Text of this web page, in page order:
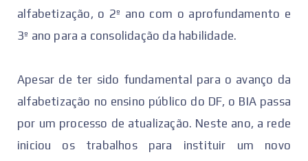
alfabetização, o 2º ano com o aprofundamento e
3º ano para a consolidação da habilidade.
Apesar de ter sido fundamental para o avanço da
alfabetização no ensino público do DF, o BIA passa
por um processo de atualização. Neste ano, a rede
iniciou os trabalhos para instituir um novo